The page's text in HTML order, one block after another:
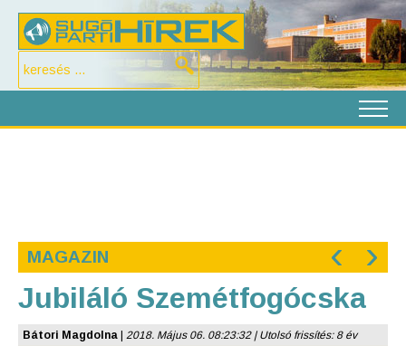
MAGAZIN ‹ ›
Jubiláló Szemétfogócska
Bátori Magdolna 2018. Május 06. 08:23:32 | Utolsó frissítés: 8 év